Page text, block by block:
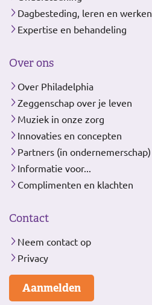
Dagbesteding, leren en werken
Expertise en behandeling
Over ons
Over Philadelphia
Zeggenschap over je leven
Muziek in onze zorg
Innovaties en concepten
Partners (in ondernemerschap)
Informatie voor...
Complimenten en klachten
Contact
Neem contact op
Privacy
Aanmelden